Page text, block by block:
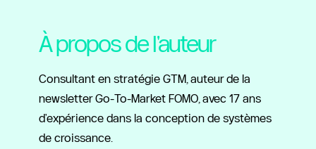
À propos de l'auteur
Consultant en stratégie GTM, auteur de la
newsletter Go-To-Market FOMO, avec 17 ans
d'expérience dans la conception de systèmes
de croissance.